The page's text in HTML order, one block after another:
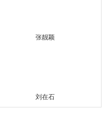
张靓颖
刘在石